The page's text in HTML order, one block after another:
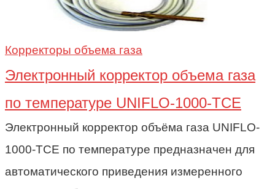
Корректоры объема газа
Электронный корректор объема газа
по температуре UNIFLO-1000-TCE
Электронный корректор объёма газа UNIFLO-
1000-TCE по температуре предназначен для
автоматического приведения измеренного